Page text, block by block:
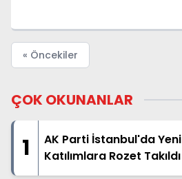
« Öncekiler
ÇOK OKUNANLAR
1
AK Parti İstanbul'da Yeni
Katılımlara Rozet Takıldı